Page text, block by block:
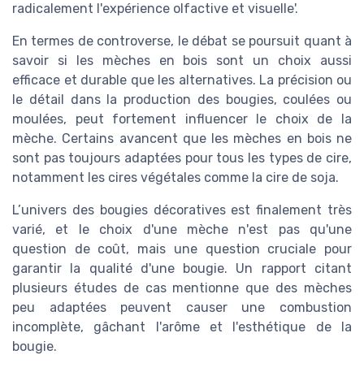
radicalement l'expérience olfactive et visuelle'.
En termes de controverse, le débat se poursuit quant à
savoir si les mèches en bois sont un choix aussi
efficace et durable que les alternatives. La précision ou
le détail dans la production des bougies, coulées ou
moulées, peut fortement influencer le choix de la
mèche. Certains avancent que les mèches en bois ne
sont pas toujours adaptées pour tous les types de cire,
notamment les cires végétales comme la cire de soja.
L’univers des bougies décoratives est finalement très
varié, et le choix d'une mèche n'est pas qu'une
question de coût, mais une question cruciale pour
garantir la qualité d'une bougie. Un rapport citant
plusieurs études de cas mentionne que des mèches
peu adaptées peuvent causer une combustion
incomplète, gâchant l'arôme et l'esthétique de la
bougie.